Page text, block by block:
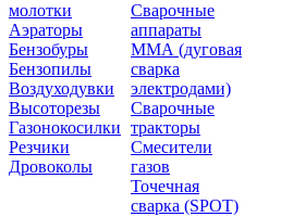
молотки
Аэраторы
Бензобуры
Бензопилы
Воздуходувки
Высоторезы
Газонокосилки
Резчики
Дровоколы
Сварочные
аппараты
ММА (дуговая
сварка
электродами)
Сварочные
тракторы
Смесители
газов
Точечная
сварка (SPOT)